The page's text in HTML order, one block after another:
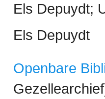
Els Depuydt;
Els Depuydt
Openbare